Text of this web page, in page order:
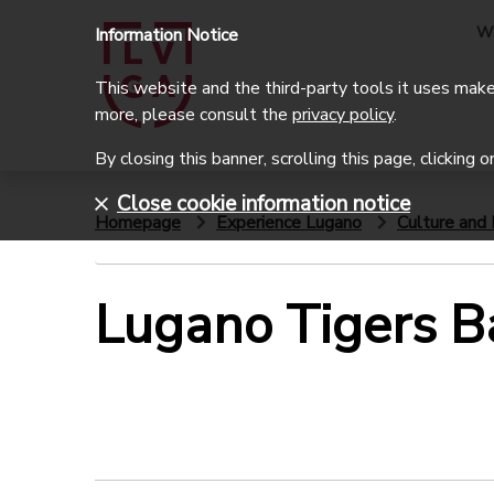
Homepage Experience Lugano Culture and
Lugano Tigers
Information Notice
This website and the third-party tools it uses
more, please consult the privacy policy.
By closing this banner, scrolling this page, clicking
Close cookie information notice